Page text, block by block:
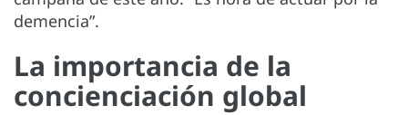
demencia”.
La importancia de la
concienciación global